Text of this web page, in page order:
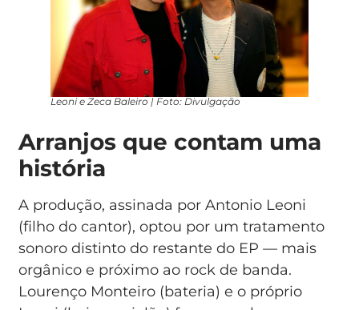
Leoni e Zeca Baleiro | Foto: Divulgação
Arranjos que contam uma
história
A produção, assinada por Antonio Leoni
(filho do cantor), optou por um tratamento
sonoro distinto do restante do EP — mais
orgânico e próximo ao rock de banda.
Lourenço Monteiro (bateria) e o próprio